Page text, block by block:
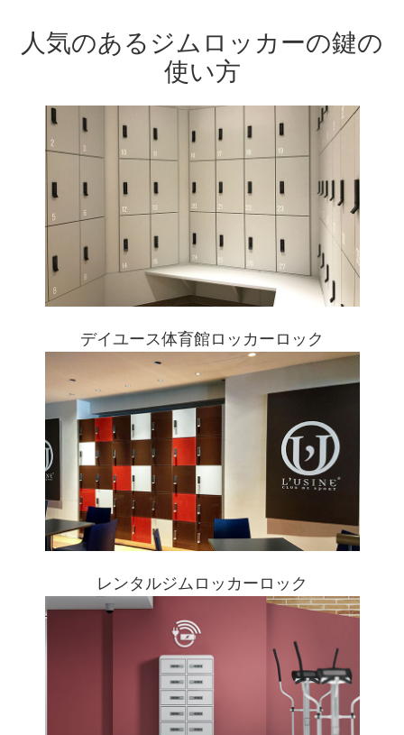
人気のあるジムロッカーの鍵の
使い方
デイユース体育館ロッカーロック
レンタルジムロッカーロック